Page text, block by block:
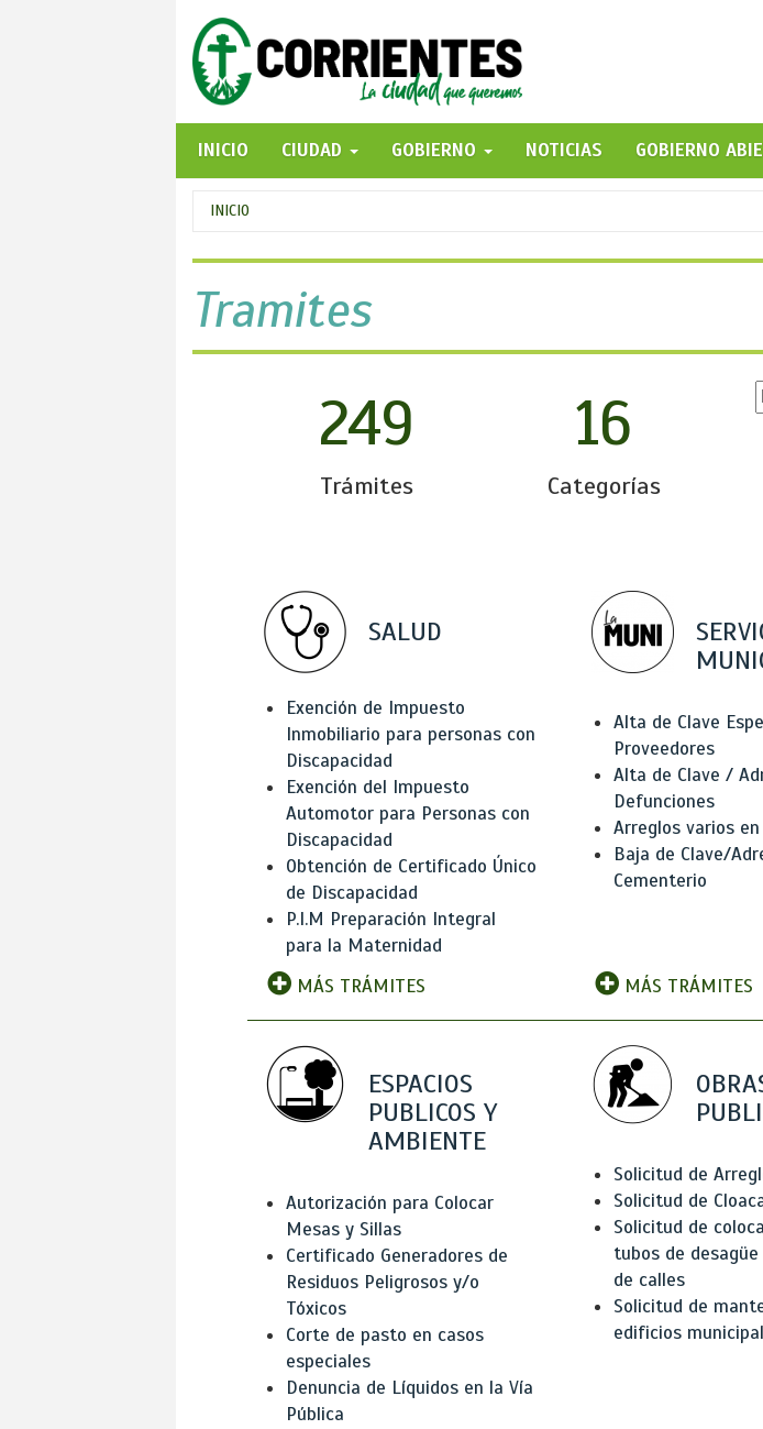
INICIO
CIUDAD GOBIERNO NOTICIAS GOBIERNO
Se
encuentra
usted
aquí
INICIO
Tramites
249
Trámites
16
Categorías
SALUD
Exención de Impuesto
Inmobiliario para personas con
Discapacidad
Exención del Impuesto
Automotor para Personas con
Discapacidad
Obtención de Certificado Único
de Discapacidad
P.I.M Preparación Integral
para la Maternidad
MÁS TRÁMITES
Alta de Clave
Proveedores
Alta de Clave /
Defunciones
Arreglos varios
Baja de Clave/
Cementerio
MÁS TRÁMITES
ESPACIOS
PUBLICOS Y
AMBIENTE
Autorización para Colocar
Mesas y Sillas
Certificado Generadores de
Residuos Peligrosos y/o
Tóxicos
Corte de pasto en casos
especiales
Denuncia de Líquidos en la Vía
Pública
Solicitud de
Solicitud de
Solicitud de
tubos de
de calles
Solicitud de
edificios